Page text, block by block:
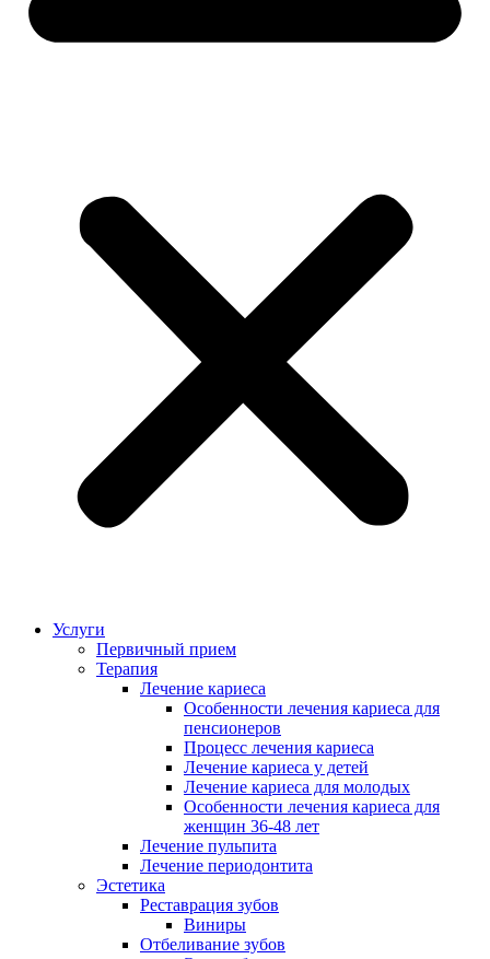
Услуги
Первичный прием
Терапия
Лечение кариеса
Особенности лечения кариеса для
пенсионеров
Процесс лечения кариеса
Лечение кариеса у детей
Лечение кариеса для молодых
Особенности лечения кариеса для
женщин 36-48 лет
Лечение пульпита
Лечение периодонтита
Эстетика
Реставрация зубов
Виниры
Отбеливание зубов